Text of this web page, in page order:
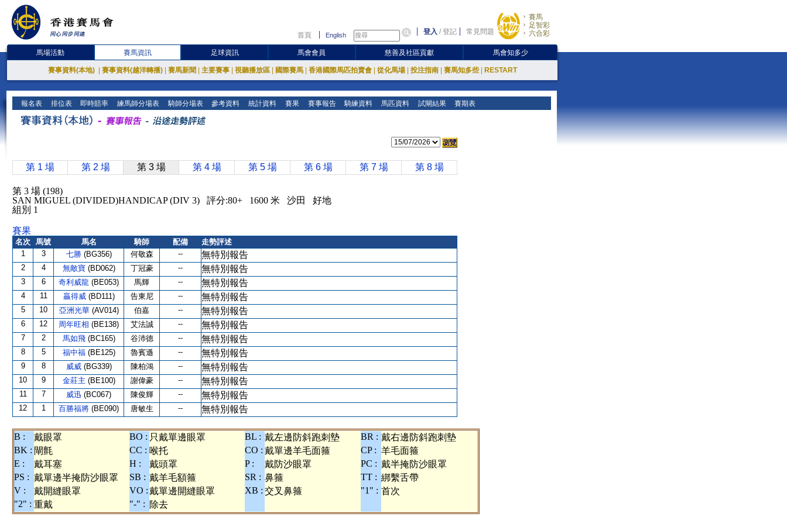
首頁 English 登入 /登記 常見問題
賽馬
足智彩
六合彩
馬場活動 賽馬資訊 足球資訊 馬會會員 慈善及社區貢獻 馬會知多少
賽事資料(本地) 賽事資料(越洋轉播) 賽馬新聞 主要賽事 視聽播放區 國際賽馬 香港國際馬匹拍賣會 從化馬場 投注指南 賽馬知多些 RESTART
報名表 排位表 即時賠率 練馬師分場表 騎師分場表 參考資料 統計資料 賽果 賽事報告 騎練資料 馬匹資料 試閘結果 賽期表
第 1 場 第 2 場 第 3 場 第 4 場 第 5 場 第 6 場 第 7 場 第 8 場
第 3 場 (198)
SAN MIGUEL (DIVIDED)HANDICAP (DIV 3) 評分:80+ 1600 米 沙田 好地
組別 1
賽果
名次 馬號 馬名 騎師 配備
走勢評述
1
3 七勝 (BG356) 何敬森 -- 無特別報告
2 4 無敵寶 (BD062) 丁冠豪 -- 無特別報告
3 6 奇利威龍 (BE053) 馬輝 -- 無特別報告
4 11 贏得威 (BD111) 告東尼 -- 無特別報告
5 10 亞洲光華 (AV014) 伯嘉 -- 無特別報告
6 12 周年旺相 (BE138) 艾法誠 -- 無特別報告
7 2 馬如飛 (BC165) 谷沛德 -- 無特別報告
8 5 福中福 (BE125) 魯賓遜 -- 無特別報告
9 8 威威 (BG339) 陳柏鴻 -- 無特別報告
10 9 金莊主 (BE100) 謝偉豪 -- 無特別報告
11 7 威迅 (BC067) 陳俊輝 -- 無特別報告
12 1 百勝福將 (BE090) 唐敏生 -- 無特別報告
B : 戴眼罩 BO : 只戴單邊眼罩 BL : 戴左邊防斜跑刺墊 BR : 戴右邊防斜跑刺墊
BK : 閘氈 CC : 喉托 CO : 戴單邊羊毛面箍 CP : 羊毛面箍
E :
戴耳塞 H : 戴頭罩 P : 戴防沙眼罩 PC : 戴半掩防沙眼罩
PS : 戴單邊半掩防沙眼罩 SB : 戴羊毛額箍 SR : 鼻箍 TT : 綁繫舌帶
V :
戴開縫眼罩 VO :戴單邊開縫眼罩 XB : 交叉鼻箍 "1" : 首次
"2" : 重戴 "-" : 除去